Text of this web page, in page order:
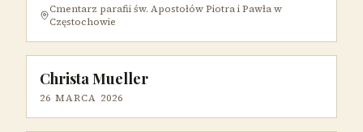
Cmentarz parafii św. Apostołów Piotra i Pawła w
Częstochowie
Christa Mueller
26 MARCA 2026